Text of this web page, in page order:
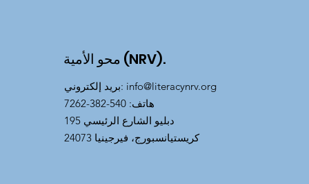
محو الأمية (NRV).
بريد إلكتروني: info@literacynrv.org
هاتف: 540-382-7262
195 دبليو الشارع الرئيسي
كريستيانسبورج، فيرجينيا 24073